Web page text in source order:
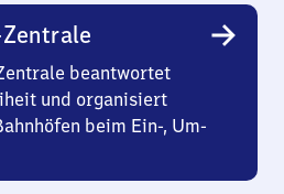
beantwortet
und organisiert
beim Ein-, Um-